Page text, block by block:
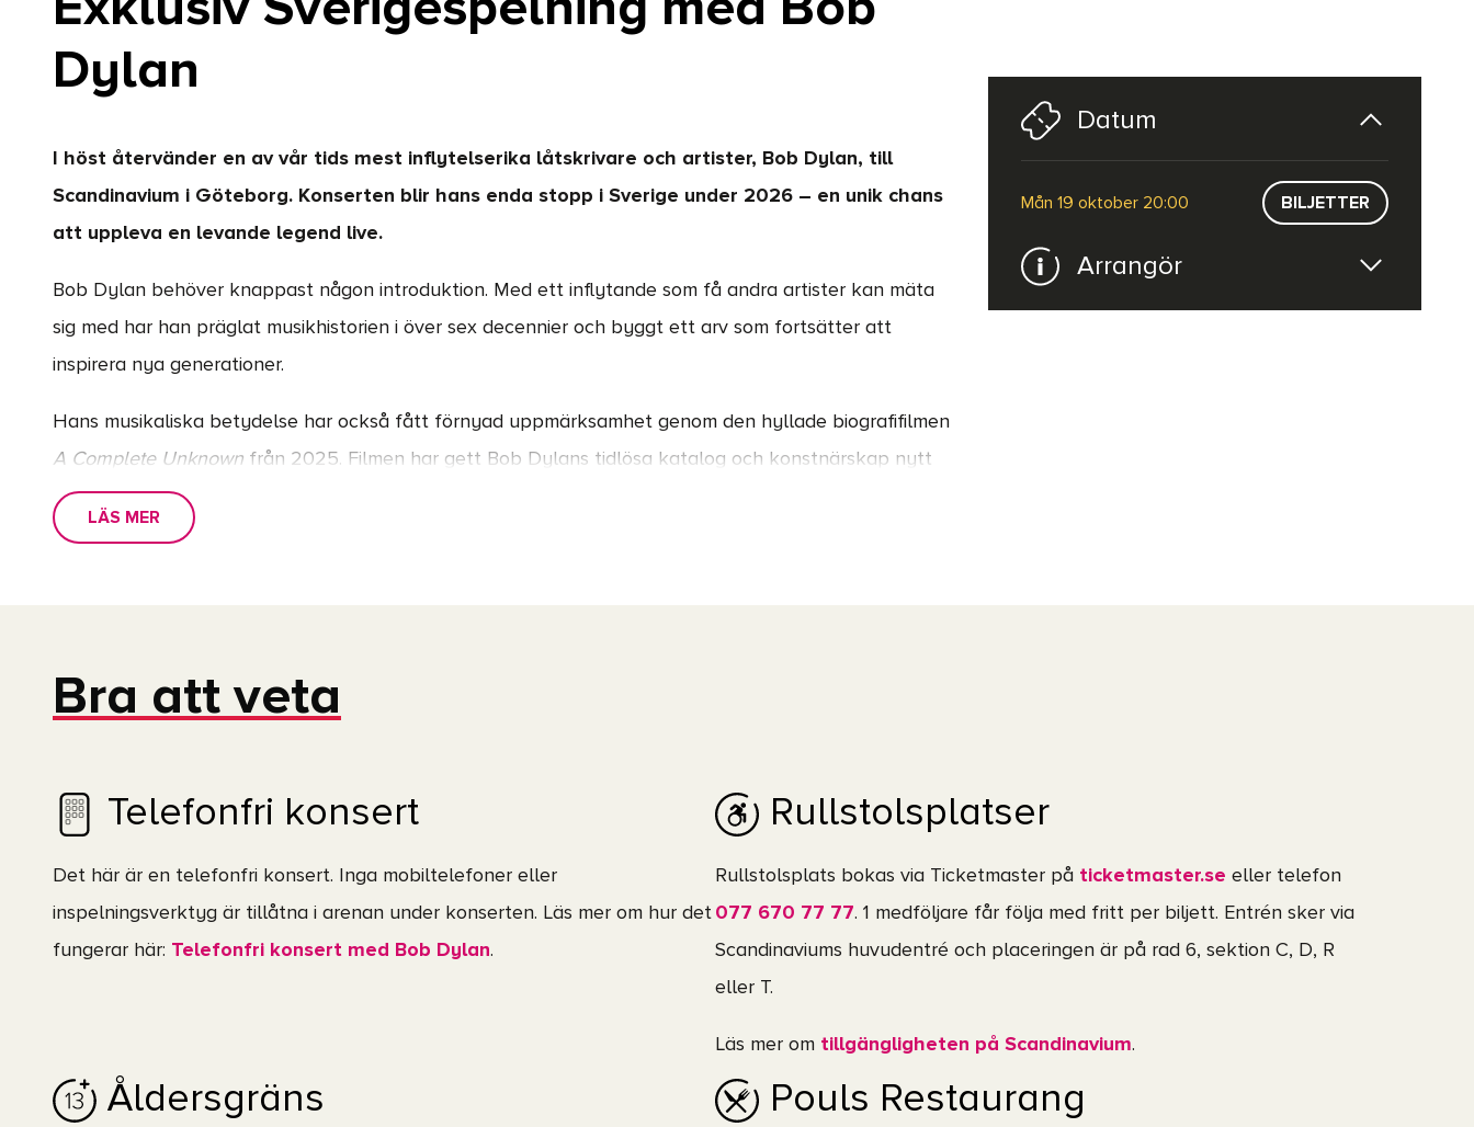
Dylan
I höst återvänder en av vår tids mest inflytelserika låtskrivare och artister, Bob Dylan, till
Scandinavium i Göteborg. Konserten blir hans enda stopp i Sverige under 2026 – en unik chans
att uppleva en levande legend live.
Bob Dylan behöver knappast någon introduktion. Med ett inflytande som få andra artister kan mäta
sig med har han präglat musikhistorien i över sex decennier och byggt ett arv som fortsätter att
inspirera nya generationer.
Hans musikaliska betydelse har också fått förnyad uppmärksamhet genom den hyllade biografifilmen
A Complete Unknown från 2025. Filmen har gett Bob Dylans tidlösa katalog och konstnärskap nytt
liv – och nått en ny publik världen över.
LÄS MER
Datum
mån 19 oktober 20:00 BILJETTER
Arrangör
Bra att veta
Telefonfri konsert
Det här är en telefonfri konsert. Inga mobiltelefoner eller
inspelningsverktyg är tillåtna i arenan under konserten. Läs mer om hur det
fungerar här: Telefonfri konsert med Bob Dylan.
Rullstolsplatser
Rullstolsplats bokas via Ticketmaster på ticketmaster.se eller telefon
077 670 77 77. 1 medföljare får följa med fritt per biljett. Entrén sker via
Scandinaviums huvudentré och placeringen är på rad 6, sektion C, D, R
eller T.
Läs mer om tillgängligheten på Scandinavium.
Åldersgräns Pouls Restaurang